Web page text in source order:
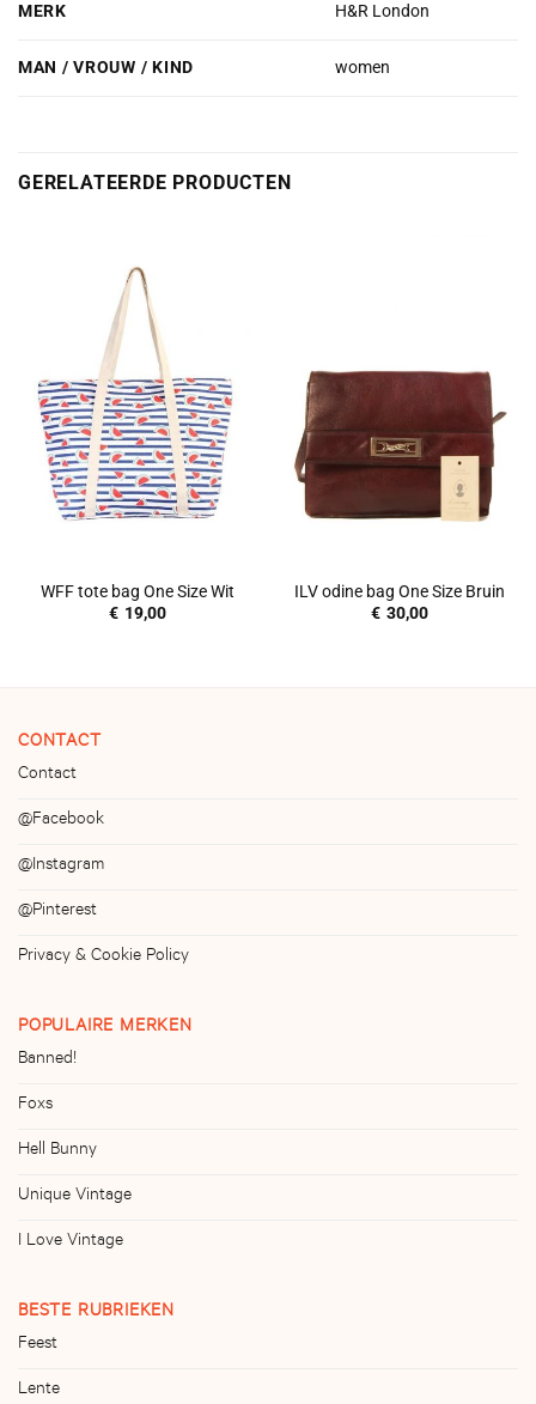
MERK H&R London
MAN / VROUW / KIND women
GERELATEERDE PRODUCTEN
WFF tote bag One Size Wit
€ 19,00
ILV odine bag One Size Bruin
€ 30,00
CONTACT
Contact
@Facebook
@Instagram
@Pinterest
Privacy & Cookie Policy
POPULAIRE MERKEN
Banned!
Foxs
Hell Bunny
Unique Vintage
I Love Vintage
BESTE RUBRIEKEN
Feest
Lente